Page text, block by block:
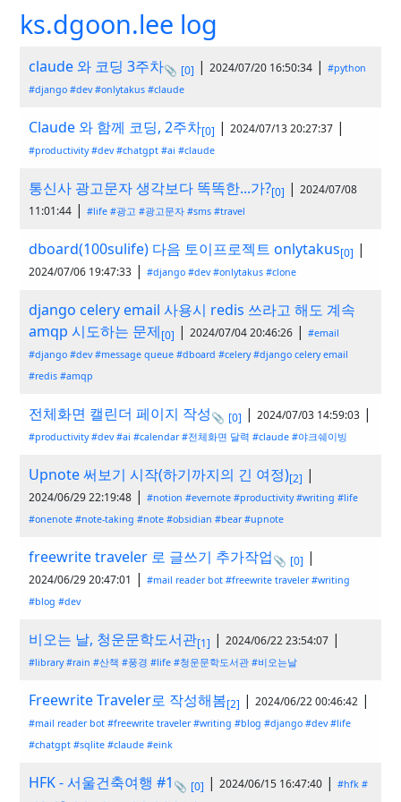
ks.dgoon.lee log
claude 와 코딩 3주차📎 [0] | 2024/07/20 16:50:34 | #python
#django #dev #onlytakus #claude
Claude 와 함께 코딩, 2주차[0] | 2024/07/13 20:27:37 |
#productivity #dev #chatgpt #ai #claude
통신사 광고문자 생각보다 똑똑한...가?[0] | 2024/07/08
11:01:44 | #life #광고 #광고문자 #sms #travel
dboard(100sulife) 다음 토이프로젝트 onlytakus[0] |
2024/07/06 19:47:33 | #django #dev #onlytakus #clone
django celery email 사용시 redis 쓰라고 해도 계속
amqp 시도하는 문제[0] | 2024/07/04 20:46:26 | #email
#django #dev #message queue #dboard #celery #django celery email
#redis #amqp
전체화면 캘린더 페이지 작성📎 [0] | 2024/07/03 14:59:03 |
#productivity #dev #ai #calendar #전체화면 달력 #claude #야크쉐이빙
Upnote 써보기 시작(하기까지의 긴 여정)[2] |
2024/06/29 22:19:48 | #notion #evernote #productivity #writing #life
#onenote #note-taking #note #obsidian #bear #upnote
freewrite traveler 로 글쓰기 추가작업📎 [0] |
2024/06/29 20:47:01 | #mail reader bot #freewrite traveler #writing
#blog #dev
비오는 날, 청운문학도서관[1] | 2024/06/22 23:54:07 |
#library #rain #산책 #풍경 #life #청운문학도서관 #비오는날
Freewrite Traveler로 작성해봄[2] | 2024/06/22 00:46:42 |
#mail reader bot #freewrite traveler #writing #blog #django #dev #life
#chatgpt #sqlite #claude #eink
HFK - 서울건축여행 #1 📎 [0] | 2024/06/15 16:47:40 | #hfk #